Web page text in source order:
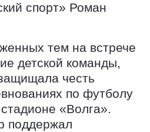
спорт» Роман
тем на встрече
детской команды,
честь
по футболу
«Волга».
поддержал